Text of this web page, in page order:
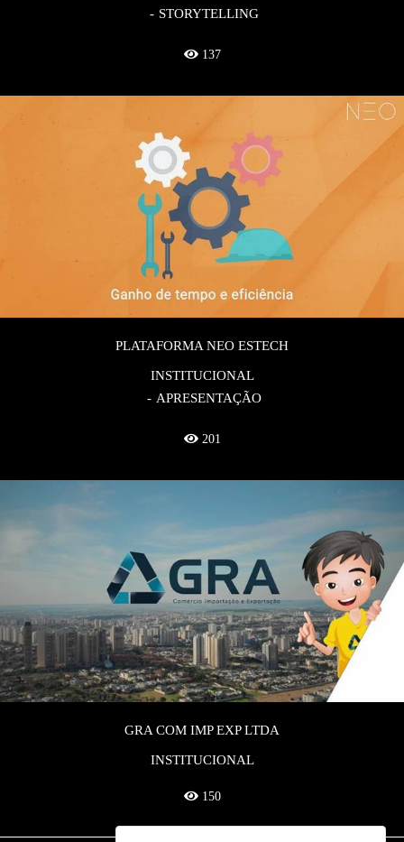
STORYTELLING
137
PLATAFORMA NEO ESTECH
INSTITUCIONAL
APRESENTAÇÃO
201
GRA COM IMP EXP LTDA
INSTITUCIONAL
150